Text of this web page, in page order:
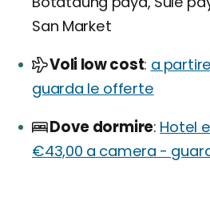
San Market
Voli low cost a
guarda le offerte
Dove dormire Hotel
€43,00 a camera -